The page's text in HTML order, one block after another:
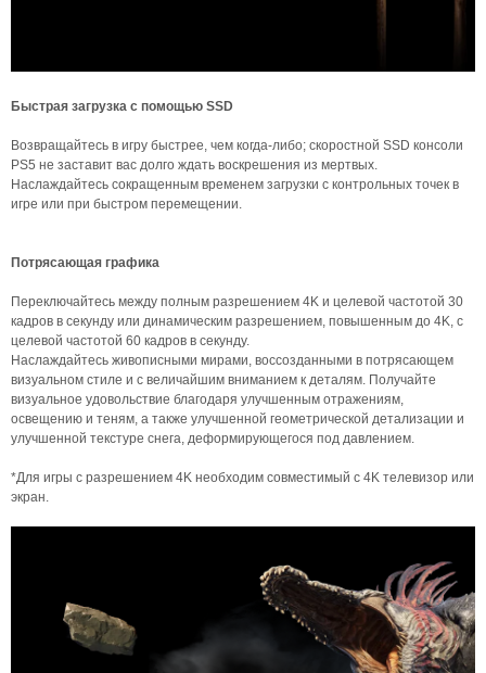
Быстрая загрузка с помощью SSD
Возвращайтесь в игру быстрее, чем когда-либо; скоростной SSD консоли
PS5 не заставит вас долго ждать воскрешения из мертвых.
Наслаждайтесь сокращенным временем загрузки с контрольных точек в
игре или при быстром перемещении.
Потрясающая графика
Переключайтесь между полным разрешением 4K и целевой частотой 30
кадров в секунду или динамическим разрешением, повышенным до 4K, с
целевой частотой 60 кадров в секунду.
Наслаждайтесь живописными мирами, воссозданными в потрясающем
визуальном стиле и с величайшим вниманием к деталям. Получайте
визуальное удовольствие благодаря улучшенным отражениям,
освещению и теням, а также улучшенной геометрической детализации и
улучшенной текстуре снега, деформирующегося под давлением.
*Для игры с разрешением 4K необходим совместимый с 4K телевизор или
экран.‎